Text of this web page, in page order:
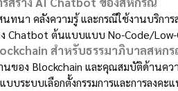
ทนา คลังความรู้ และกรณีใช้งานบริการ
ง Chatbot ต้นแบบแบบ No-Code/
สำหรับธรรมาภิบาลสหก
ของ Blockchain และคุณสมบัติด้านคว
บบระบบเลือกตั้งกรรมการและการลงค